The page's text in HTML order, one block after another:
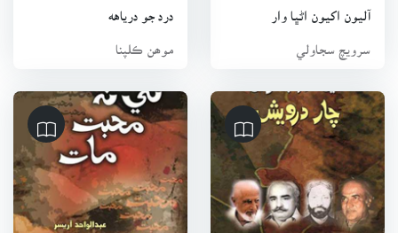
آليون اکيون اڻڀا وار
سرويچ سجاولي
درد جو درياهه
موھن ڪلپنا